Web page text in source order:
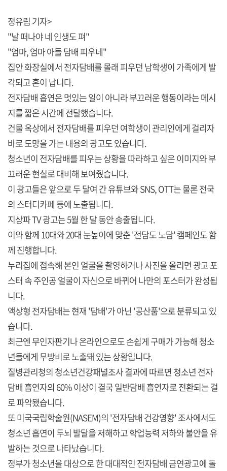
정유림 기자>
"날 떠나야 네 인생도 펴"
"엄마, 엄마 아들 담배 피우네"
집안 화장실에서 전자담배를 몰래 피우던 남학생이 가족에게 발
각되고 혼이 납니다.
전자담배 흡연은 멋있는 일이 아니라 부끄러운 행동이라는 메시
지를 짧은 시간에 전달했습니다.
건물 옥상에서 전자담배를 피우던 여학생이 관리인에게 걸리자
바로 도망을 가는 내용의 광고도 있습니다.
청소년이 전자담배를 피우는 상황을 따라하고 싶은 이미지와 부
끄러운 현실로 대비해 보여줬습니다.
이 광고들은 앞으로 두 달여 간 유튜브와 SNS, OTT는 물론 전국
의 스터디카페 등에 노출됩니다.
지상파 TV 광고는 5월 한 달 동안 송출됩니다.
이와 함께 10대와 20대 눈높이에 맞춘 '전담도 노담' 캠페인도 함
께 진행합니다.
누리집에 접속해 본인 얼굴을 촬영하거나 사진을 올리면 광고 포
스터 속 주인공 얼굴이 자신으로 바뀌어 나만의 포스터가 완성됩
니다.
액상형 전자담배는 현재 '담배'가 아닌 '공산품'으로 분류되고 있
습니다.
최근엔 무인자판기나 온라인으로도 손쉽게 구매가 가능해 청소
년들에게 무방비로 노출돼 있는 상황입니다.
질병관리청의 청소년건강패널조사 결과에 따르면 청소년 전자
담배 흡연자의 60% 이상이 결국 일반담배 흡연자로 전환되는 걸
로 파악됐습니다.
또 미국국립학술원(NASEM)의 '전자담배 건강영향' 조사에서도
청소년 흡연이 두뇌 발달을 저해하고 학업능력 저하와 불안을 유
발하는 것으로 나타났습니다.
정부가 청소년을 대상으로 한 대대적인 전자담배 금연광고에 돌